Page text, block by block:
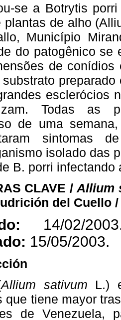
se a Botrytis
plantas de alho
Município
do patogênico se
de
esclerócios
Todas as
de uma
sintomas
isolado das
B. porri
CLAVE /Allium
del Cuello /
14/02/
15/05/2003.
Allium sativum L.)
que tiene mayor
de Venezuela,